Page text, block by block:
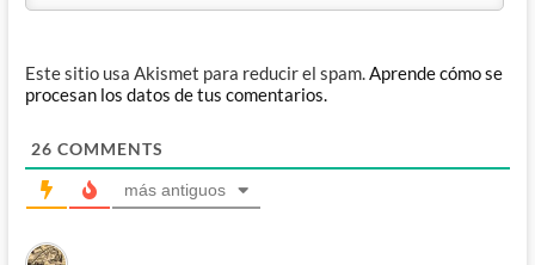
Este sitio usa Akismet para reducir el spam.Aprende cómo se
procesan los datos de tus comentarios.
26 COMMENTS
más antiguos